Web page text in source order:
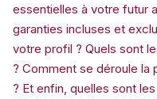
essentielles à votre futur
garanties incluses et
votre profil ? Quels sont
? Comment se déroule la
? Et enfin, quelles sont